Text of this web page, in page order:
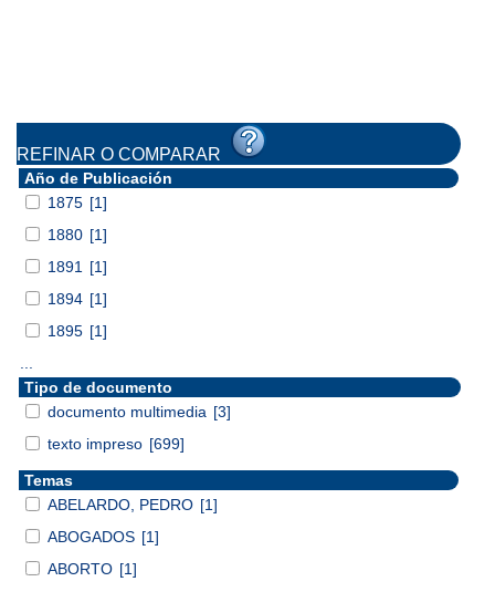
REFINAR O COMPARAR
Año de Publicación
1875 [1]
1880 [1]
1891
[1]
1894 [1]
1895 [1]
Tipo de documento
documento multimedia [3]
texto impreso [699]
Temas
ABELARDO, PEDRO [1]
ABOGADOS [1]
ABORTO [1]